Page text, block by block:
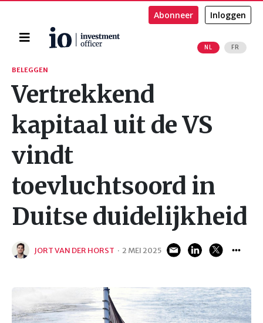
Home
NL FR
Abonneer Inloggen
Zoeken
BELEGGEN
Vertrekkend
kapitaal uit de VS
vindt
toevluchtsoord in
Duitse duidelijkheid
JORT VAN DER HORST · 2 MEI 2025